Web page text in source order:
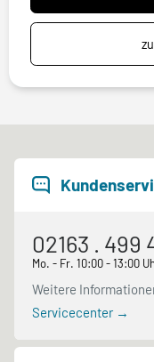
02163 . 499
Mo. - Fr. 10:00 - 13:00
Weitere
Servicecenter →